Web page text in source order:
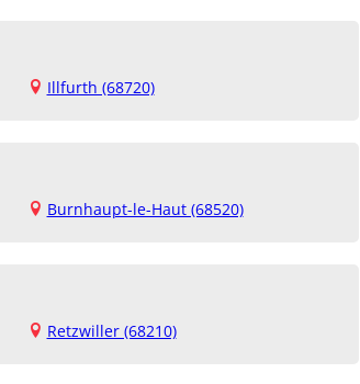
Illfurth (68720)
Burnhaupt-le-Haut (68520)
Retzwiller (68210)